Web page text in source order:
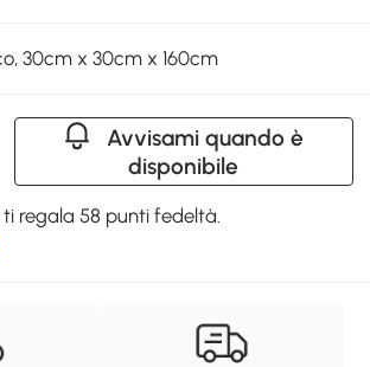
30cm x 30cm x 160cm
Avvisami quando è
disponibile
regala 58 punti fedeltà.